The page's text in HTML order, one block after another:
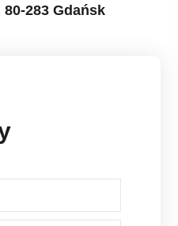
283 Gdańsk